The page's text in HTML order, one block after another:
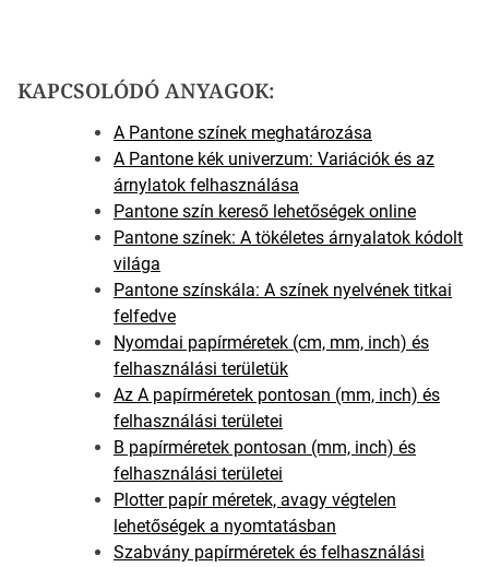
KAPCSOLÓDÓ ANYAGOK:
A Pantone színek meghatározása
A Pantone kék univerzum: Variációk és az
árnylatok felhasználása
Pantone szín kereső lehetőségek online
Pantone színek: A tökéletes árnyalatok kódolt
világa
Pantone színskála: A színek nyelvének titkai
felfedve
Nyomdai papírméretek (cm, mm, inch) és
felhasználási területük
Az A papírméretek pontosan (mm, inch) és
felhasználási területei
B papírméretek pontosan (mm, inch) és
felhasználási területei
Plotter papír méretek, avagy végtelen
lehetőségek a nyomtatásban
Szabvány papírméretek és felhasználási